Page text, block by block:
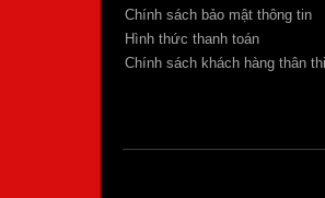
Chính sách bảo mật thông tin
Hình thức thanh toán
Chính sách khách hàng thân